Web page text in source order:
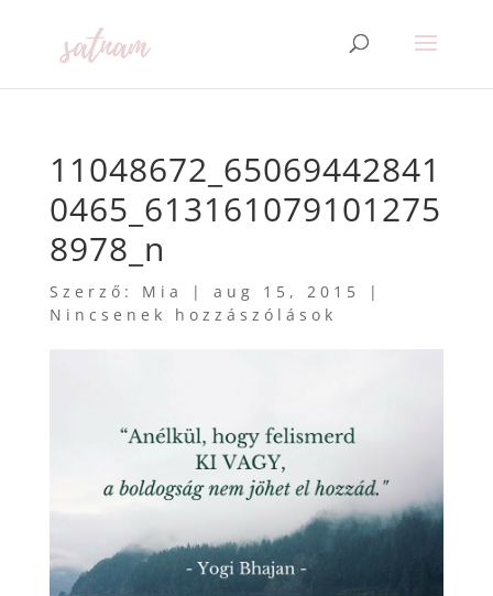
11048672_65069442841
0465_613161079101275
8978_n
Szerző: Mia | aug 15, 2015
|
Nincsenek hozzászólások